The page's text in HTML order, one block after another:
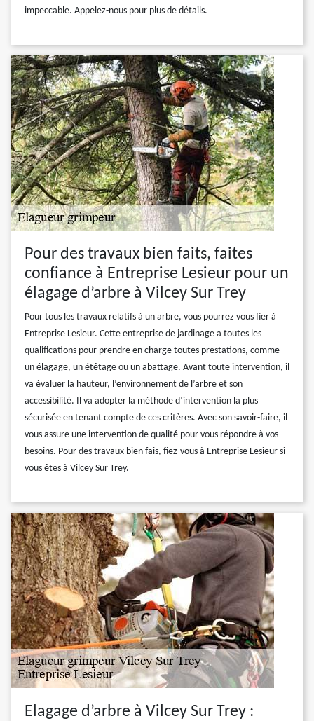
impeccable. Appelez-nous pour plus de détails.
Pour des travaux bien faits, faites
confiance à Entreprise Lesieur pour un
élagage d’arbre à Vilcey Sur Trey
Pour tous les travaux relatifs à un arbre, vous pourrez vous fier à
Entreprise Lesieur. Cette entreprise de jardinage a toutes les
qualifications pour prendre en charge toutes prestations, comme
un élagage, un étêtage ou un abattage. Avant toute intervention, il
va évaluer la hauteur, l’environnement de l’arbre et son
accessibilité. Il va adopter la méthode d’intervention la plus
sécurisée en tenant compte de ces critères. Avec son savoir-faire, il
vous assure une intervention de qualité pour vous répondre à vos
besoins. Pour des travaux bien fais, fiez-vous à Entreprise Lesieur si
vous êtes à Vilcey Sur Trey.
Elagage d’arbre à Vilcey Sur Trey :